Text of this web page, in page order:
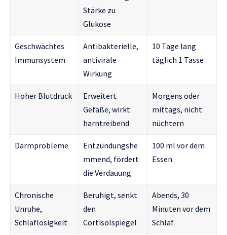
Stärke zu
Glukose
Geschwächtes
Immunsystem
Antibakterielle,
antivirale
Wirkung
10 Tage lang
täglich 1 Tasse
Hoher Blutdruck
Erweitert
Gefäße, wirkt
harntreibend
Morgens oder
mittags, nicht
nüchtern
Darmprobleme
Entzündungshe
mmend, fördert
die Verdauung
100 ml vor dem
Essen
Chronische
Unruhe,
Schlaflosigkeit
Beruhigt, senkt
den
Cortisolspiegel
Abends, 30
Minuten vor dem
Schlaf